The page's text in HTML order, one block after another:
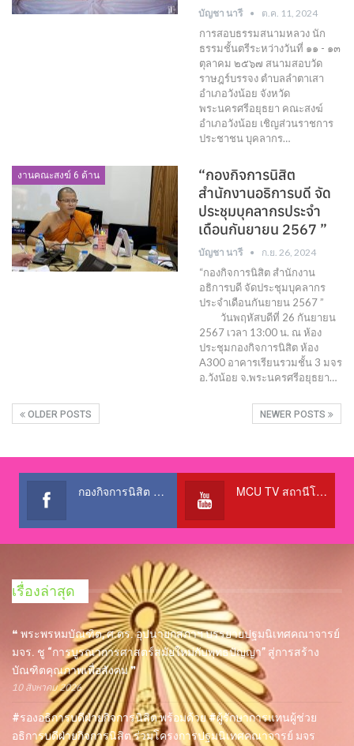
บัญชา นารี ต.ค. 11, 2024
การสอบธรรมสนามหลวง นัก
ธรรมชั้นตรีระหว่างวันที่ ๑๑ - ๑๓
ตุลาคม ๒๕๖๗ สนามสอบวัด
ราษฎร์บรรจง ตำบลลำตาเสา
อำเภอวังน้อย จังหวัด
พระนครศรีอยุธยา คณะสงฆ์
อำเภอวังน้อย เชิญส่วนราชการ
ประชาชน บุคลากร…
งานคณะสงฆ์ 6 ด้าน
“กองกิจการนิสิต
สำนักงานอธิการบดี จัด
ประชุมบุคลากรประจำ
เดือนกันยายน 2567 ”
บัญชา นารี ก.ย. 26, 2024
“กองกิจการนิสิต สำนักงาน
อธิการบดี จัดประชุมบุคลากร
ประจำเดือนกันยายน 2567 ”
วันพฤหัสบดีที่ 26 กันยายน
2567 เวลา 13:00 น. ณ ห้อง
ประชุมกองกิจการนิสิต ห้อง
A300 อาคารเรียนรวมชั้น 3 มจร
อ.วังน้อย จ.พระนครศรีอยุธยา…
OLDER POSTS NEWER POSTS
กองกิจการนิสิต สำนักงานอธิการบดี MCU TV สถานีโทรทัศน์เพื่อการศึกษา @OfficialTBCChannel
เรื่องล่าสุด
❝ พระพรหมบัณฑิต, ศ.ดร. อุปนายกสภาฯ บรรยายปฐมนิเทศคณาจารย์
มจร. ชู “การบูรณาการศาสตร์สมัยใหม่กับพุทธปัญญา” สู่การสร้าง
บัณฑิตคุณภาพเพื่อสังคม ❞
10 สิงหาคม 2026
#รองอธิการบดีฝ่ายกิจการนิสิต พร้อมด้วย #ผู้รักษาการแทนผู้ช่วย
อธิการบดีฝ่ายกิจการนิสิต ร่วมโครงการปฐมนิเทศคณาจารย์ มจร